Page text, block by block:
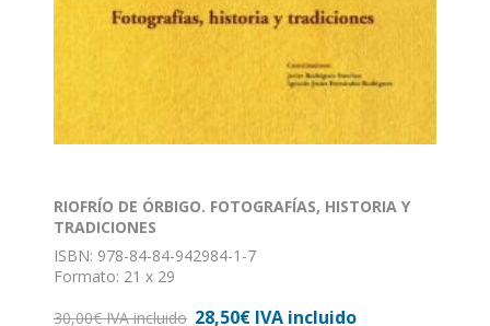
RIOFRÍO DE ÓRBIGO. FOTOGRAFÍAS, HISTORIA Y
TRADICIONES
ISBN: 978-84-84-942984-1-7
Formato: 21 x 29
30,00€ IVA incluido 28,50€ IVA incluido